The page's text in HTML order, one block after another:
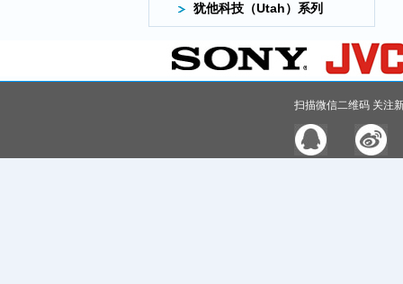
犹他科技（Utah）系列
扫描微信二维码 关注